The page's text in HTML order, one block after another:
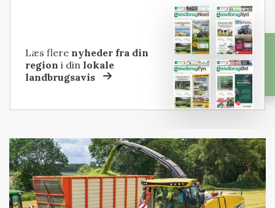
Læs flere nyheder fra din
region i dinlokale
landbrugsavis